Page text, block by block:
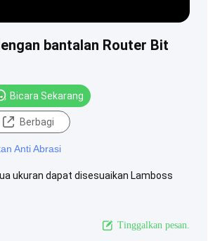
bantalan Router Bit
Bicara Sekarang
Berbagi
Anti Abrasi
ukuran dapat disesuaikan Lamboss
Tinggalkan pesan.